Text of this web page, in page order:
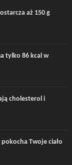
aż 150 g
tylko 86 kcal w
cholesterol i
Twoje ciało